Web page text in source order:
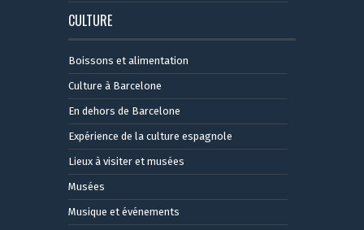
CULTURE
Boissons et alimentation
Culture à Barcelone
En dehors de Barcelone
Expérience de la culture espagnole
Lieux à visiter et musées
Musées
Musique et événements